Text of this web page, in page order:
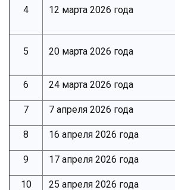
4 12 марта 2026 года
5 20 марта 2026 года
6 24 марта 2026 года
7 7 апреля 2026 года
8 16 апреля 2026 года
9 17 апреля 2026 года
10 25 апреля 2026 года